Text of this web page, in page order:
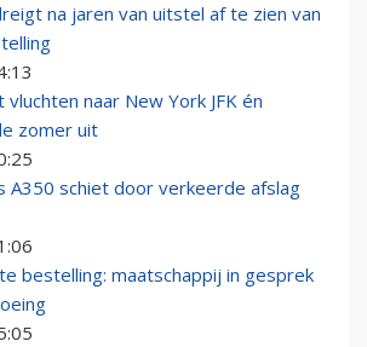
na jaren van uitstel af te zien van
naar New York JFK én
zomer uit
A350 schiet door verkeerde afslag
bestelling: maatschappij in gesprek